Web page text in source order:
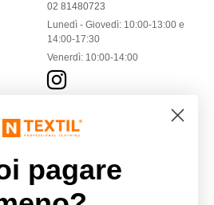
02 81480723
Lunedì - Giovedì: 10:00-13:00 e
14:00-17:30
Venerdì: 10:00-14:00
pagare